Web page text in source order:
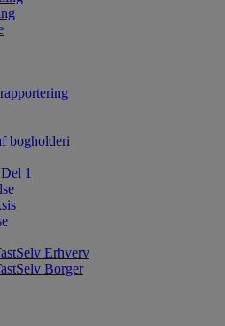
bogholderi
1
Erhverv
Borger